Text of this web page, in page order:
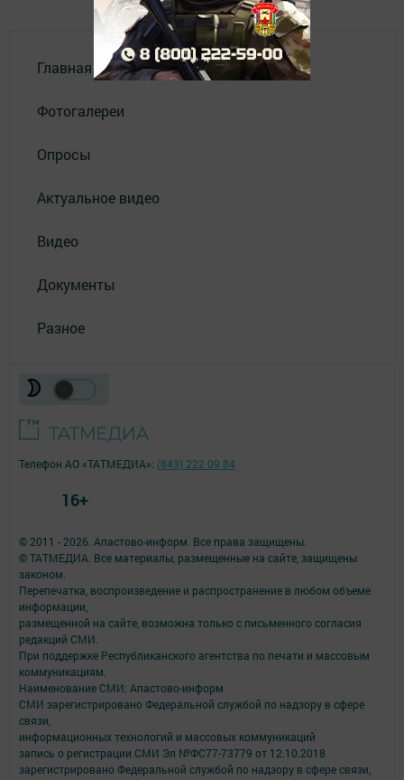
Главная
Фотогалереи
Опросы
Актуальное видео
Видео
Документы
Разное
© 2011 - 2026. Апастово-информ. Все права защищены.
© ТАТМЕДИА. Все материалы, размещенные на сайте, защищены
законом.
Перепечатка, воспроизведение и распространение в любом объеме
информации,
размещенной на сайте, возможна только с письменного согласия
редакций СМИ.
При поддержке Республиканского агентства по печати и массовым
коммуникациям.
Наименование СМИ: Апастово-информ
СМИ зарегистрировано Федеральной службой по надзору в сфере
связи,
информационных технологий и массовых коммуникаций
запись о регистрации СМИ Эл №ФС77-73779 от 12.10.2018
зарегистрировано Федеральной службой по надзору в сфере связи,
Телефон АО «ТАТМЕДИА»: (843) 222 09 84
16+